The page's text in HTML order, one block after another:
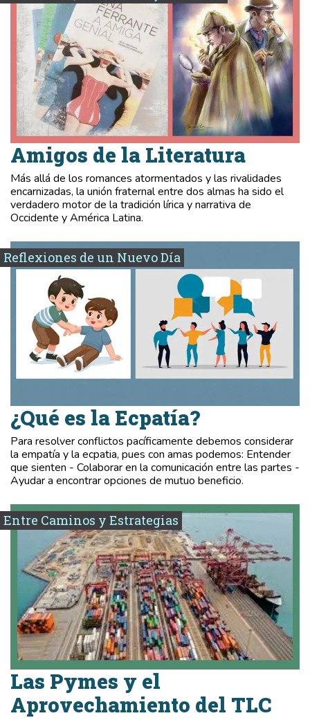
Amigos de la Literatura
Más allá de los romances atormentados y las rivalidades
encarnizadas, la unión fraternal entre dos almas ha sido el
verdadero motor de la tradición lírica y narrativa de
Occidente y América Latina.
Reflexiones de un Nuevo Día
¿Qué es la Ecpatía?
Para resolver conflictos pacíficamente debemos considerar
la empatía y la ecpatia, pues con amas podemos: Entender
que sienten - Colaborar en la comunicación entre las partes -
Ayudar a encontrar opciones de mutuo beneficio.
Entre Caminos y Estrategias
Las Pymes y el
Aprovechamiento del TLC